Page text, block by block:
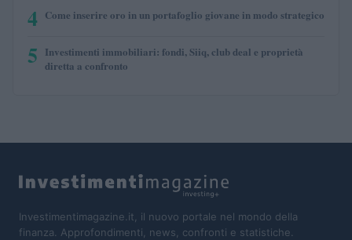
4 Come inserire oro in un portafoglio giovane in modo strategico
5 Investimenti immobiliari: fondi, Siiq, club deal e proprietà
diretta a confronto
Investimentimagazine.it, il nuovo portale nel mondo della
finanza. Approfondimenti, news, confronti e statistiche.